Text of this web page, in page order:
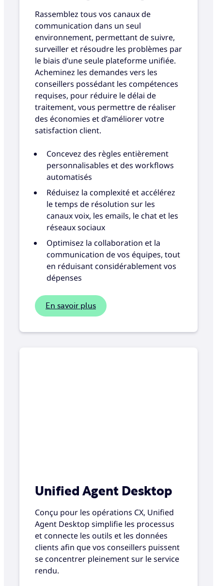
Rassemblez tous vos canaux de
communication dans un seul
environnement, permettant de suivre,
surveiller et résoudre les problèmes par
le biais d’une seule plateforme unifiée.
Acheminez les demandes vers les
conseillers possédant les compétences
requises, pour réduire le délai de
traitement, vous permettre de réaliser
des économies et d’améliorer votre
satisfaction client.
Concevez des règles entièrement
personnalisables et des workflows
automatisés
Réduisez la complexité et accélérez
le temps de résolution sur les
canaux voix, les emails, le chat et les
réseaux sociaux
Optimisez la collaboration et la
communication de vos équipes, tout
en réduisant considérablement vos
dépenses
En savoir plus
Unified Agent Desktop
Conçu pour les opérations CX, Unified
Agent Desktop simplifie les processus
et connecte les outils et les données
clients afin que vos conseillers puissent
se concentrer pleinement sur le service
rendu.